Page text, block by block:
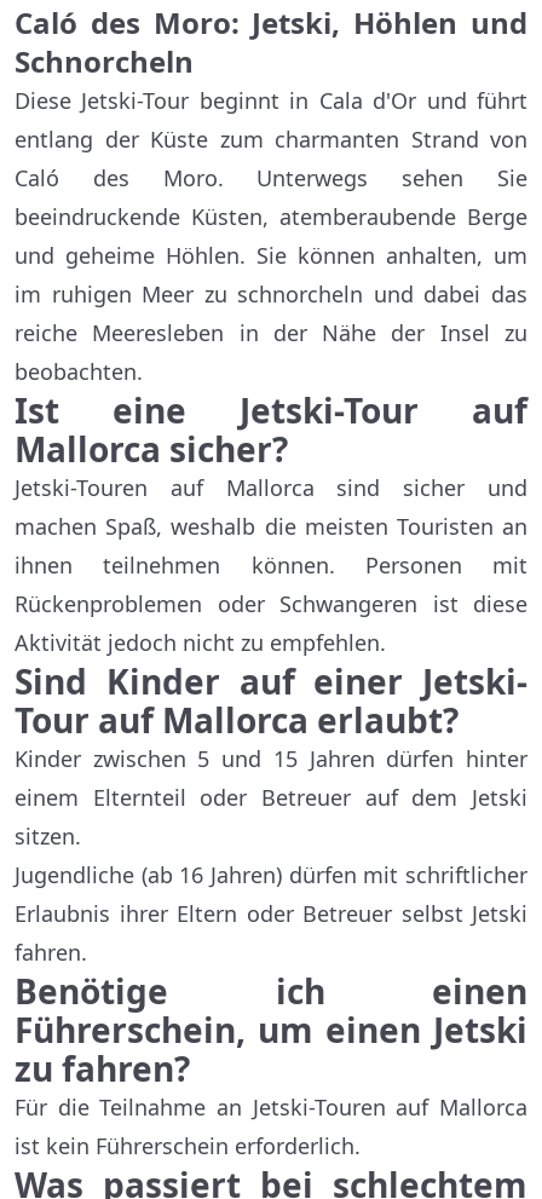
Caló des Moro: Jetski, Höhlen und
Schnorcheln
Diese Jetski-Tour beginnt in Cala d'Or und führt
entlang der Küste zum charmanten Strand von
Caló des Moro. Unterwegs sehen Sie
beeindruckende Küsten, atemberaubende Berge
und geheime Höhlen. Sie können anhalten, um
im ruhigen Meer zu schnorcheln und dabei das
reiche Meeresleben in der Nähe der Insel zu
beobachten.
Ist eine Jetski-Tour auf
Mallorca sicher?
Jetski-Touren auf Mallorca sind sicher und
machen Spaß, weshalb die meisten Touristen an
ihnen teilnehmen können. Personen mit
Rückenproblemen oder Schwangeren ist diese
Aktivität jedoch nicht zu empfehlen.
Sind Kinder auf einer Jetski-
Tour auf Mallorca erlaubt?
Kinder zwischen 5 und 15 Jahren dürfen hinter
einem Elternteil oder Betreuer auf dem Jetski
sitzen.
Jugendliche (ab 16 Jahren) dürfen mit schriftlicher
Erlaubnis ihrer Eltern oder Betreuer selbst Jetski
fahren.
Benötige ich einen
Führerschein, um einen Jetski
zu fahren?
Für die Teilnahme an Jetski-Touren auf Mallorca
ist kein Führerschein erforderlich.
Was passiert bei schlechtem